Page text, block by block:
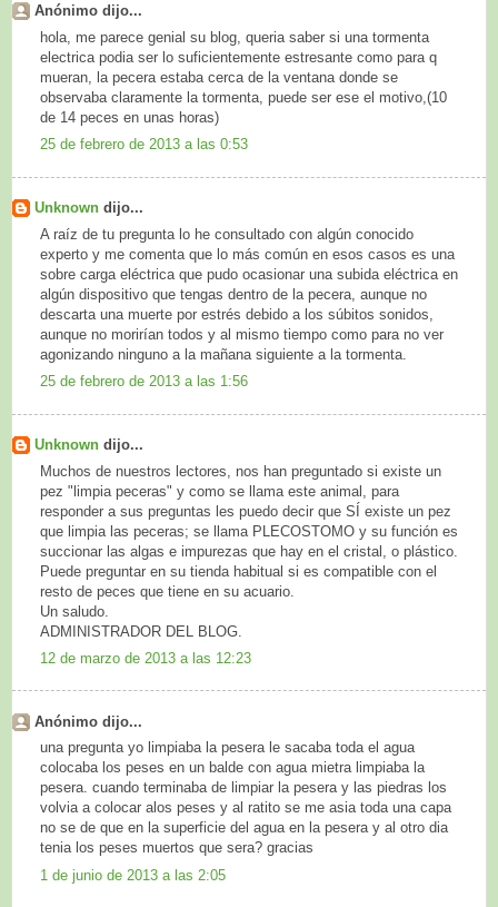
Anónimo dijo...
hola, me parece genial su blog, queria saber si una tormenta
electrica podia ser lo suficientemente estresante como para q
mueran, la pecera estaba cerca de la ventana donde se
observaba claramente la tormenta, puede ser ese el motivo,(10
de 14 peces en unas horas)
25 de febrero de 2013 a las 0:53
Unknown dijo...
A raíz de tu pregunta lo he consultado con algún conocido
experto y me comenta que lo más común en esos casos es una
sobre carga eléctrica que pudo ocasionar una subida eléctrica en
algún dispositivo que tengas dentro de la pecera, aunque no
descarta una muerte por estrés debido a los súbitos sonidos,
aunque no morirían todos y al mismo tiempo como para no ver
agonizando ninguno a la mañana siguiente a la tormenta.
25 de febrero de 2013 a las 1:56
Unknown dijo...
Muchos de nuestros lectores, nos han preguntado si existe un
pez "limpia peceras" y como se llama este animal, para
responder a sus preguntas les puedo decir que SÍ existe un pez
que limpia las peceras; se llama PLECOSTOMO y su función es
succionar las algas e impurezas que hay en el cristal, o plástico.
Puede preguntar en su tienda habitual si es compatible con el
resto de peces que tiene en su acuario.
Un saludo.
ADMINISTRADOR DEL BLOG.
12 de marzo de 2013 a las 12:23
Anónimo dijo...
una pregunta yo limpiaba la pesera le sacaba toda el agua
colocaba los peses en un balde con agua mietra limpiaba la
pesera. cuando terminaba de limpiar la pesera y las piedras los
volvia a colocar alos peses y al ratito se me asia toda una capa
no se de que en la superficie del agua en la pesera y al otro dia
tenia los peses muertos que sera? gracias
1 de junio de 2013 a las 2:05